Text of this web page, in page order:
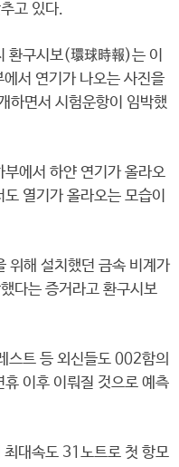
고 있다.
환구시보(環球時報)는 이
서 연기가 나오는 사진을
하면서 시험운항이 임박했
에서 하얀 연기가 올라오
열기가 올라오는 모습이
위해 설치했던 금속 비계가
다는 증거라고 환구시보
스트 등 외신들도 002함의
이후 이뤄질 것으로 예측
대속도 31노트로 첫 항모